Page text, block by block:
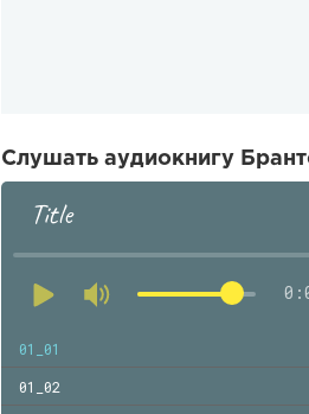
Слушать аудиокнигу
Title
01_01
01_02